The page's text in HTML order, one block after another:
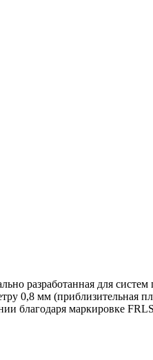
разработанная для
0,8 мм (приблизительная
благодаря маркировке